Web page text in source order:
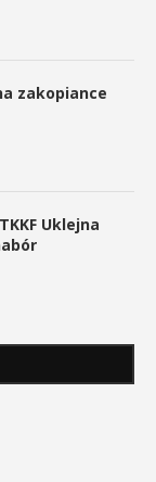
zakopiance
Uklejna